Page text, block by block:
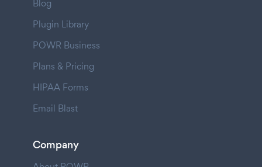
Blog
Plugin Library
POWR Business
Plans & Pricing
HIPAA Forms
Email Blast
Company